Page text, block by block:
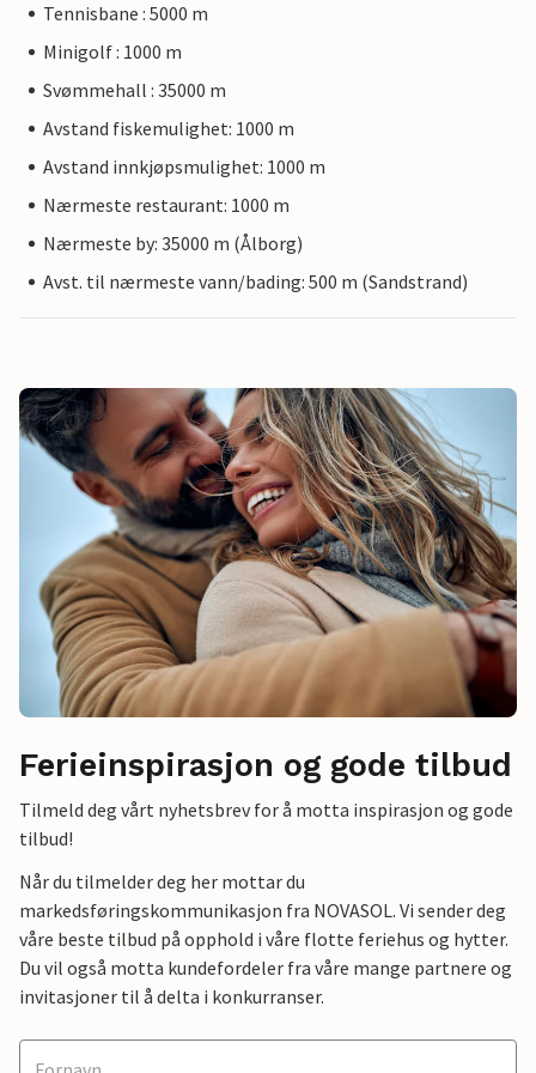
Tennisbane : 5000 m
Minigolf : 1000 m
Svømmehall : 35000 m
Avstand fiskemulighet: 1000 m
Avstand innkjøpsmulighet: 1000 m
Nærmeste restaurant: 1000 m
Nærmeste by: 35000 m (Ålborg)
Avst. til nærmeste vann/bading: 500 m (Sandstrand)
Ferieinspirasjon og gode tilbud
Tilmeld deg vårt nyhetsbrev for å motta inspirasjon og gode
tilbud!
Når du tilmelder deg her mottar du
markedsføringskommunikasjon fra NOVASOL. Vi sender deg
våre beste tilbud på opphold i våre flotte feriehus og hytter.
Du vil også motta kundefordeler fra våre mange partnere og
invitasjoner til å delta i konkurranser.